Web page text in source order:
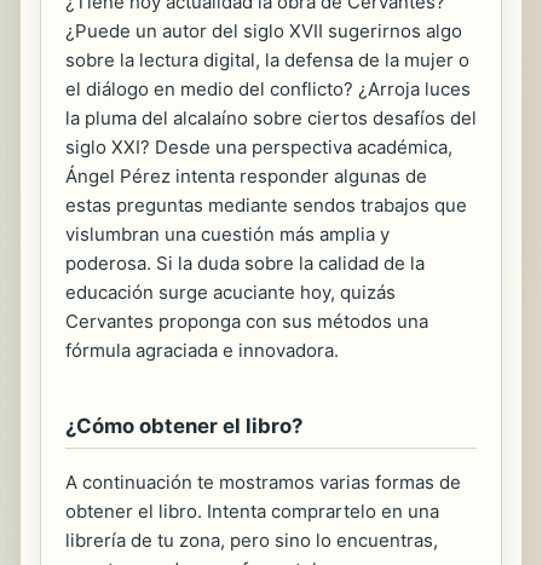
¿Puede un autor del siglo XVII sugerirnos algo
sobre la lectura digital, la defensa de la mujer o
el diálogo en medio del conflicto? ¿Arroja luces
la pluma del alcalaíno sobre ciertos desafíos del
siglo XXI? Desde una perspectiva académica,
Ángel Pérez intenta responder algunas de
estas preguntas mediante sendos trabajos que
vislumbran una cuestión más amplia y
poderosa. Si la duda sobre la calidad de la
educación surge acuciante hoy, quizás
Cervantes proponga con sus métodos una
fórmula agraciada e innovadora.
¿Cómo obtener el libro?
A continuación te mostramos varias formas de
obtener el libro. Intenta comprartelo en una
librería de tu zona, pero sino lo encuentras,